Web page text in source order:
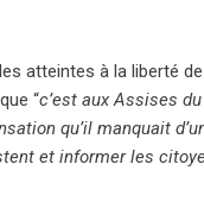
atteintes à la liberté
“c’est aux Assises
qu’il manquait
et informer les